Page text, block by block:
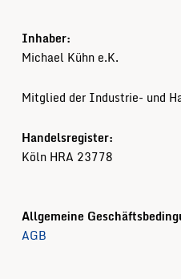
Inhaber:
Michael Kühn e.K.
Mitglied der Industrie- und
Handelsregister:
Köln HRA 23778
Allgemeine
AGB